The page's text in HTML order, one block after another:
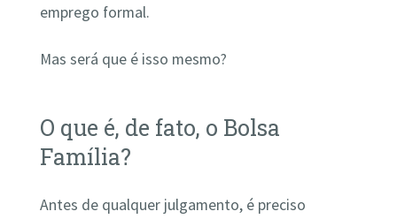
emprego formal.
Mas será que é isso mesmo?
O que é, de fato, o Bolsa
Família?
Antes de qualquer julgamento, é preciso